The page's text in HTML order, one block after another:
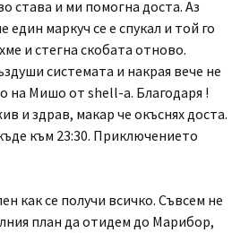
става и ми помогна доста. Аз
един маркуч се е спукал и той го
и стегна скобата отново.
системата и накрая вече не
на Мишо от shell-а. Благодаря !
и здрав, макар че окъснях доста.
към 23:30. Приключението
как се получи всичко. Съвсем не
план да отидем до Марибор,